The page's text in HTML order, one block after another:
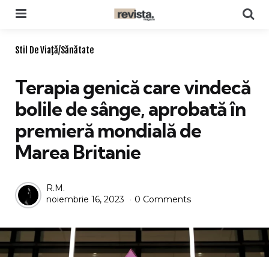
Categories
Stil De Viaţă/Sănătate
Terapia genică care vindecă
bolile de sânge, aprobată în
premieră mondială de
Marea Britanie
Posted
by
R.M.
noiembrie 16, 2023
0 Comments